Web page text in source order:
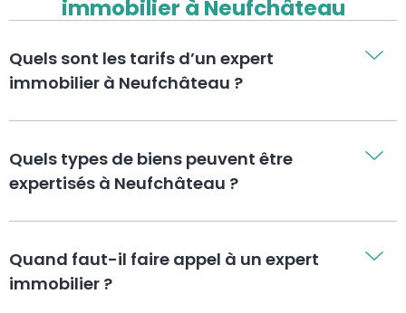
immobilier à Neufchâteau
Quels sont les tarifs d’un expert
immobilier à Neufchâteau ?
Quels types de biens peuvent être
expertisés à Neufchâteau ?
Quand faut-il faire appel à un expert
immobilier ?